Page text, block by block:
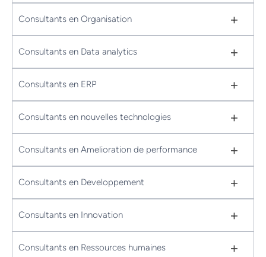
Consultants en Organisation +
Consultants en Data analytics +
Consultants en ERP +
Consultants en nouvelles technologies +
Consultants en Amelioration de performance +
Consultants en Developpement +
Consultants en Innovation +
Consultants en Ressources humaines +